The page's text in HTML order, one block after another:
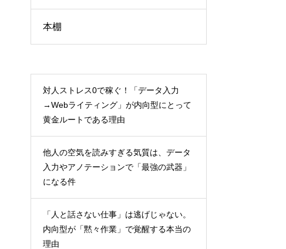
本棚
対人ストレス0で稼ぐ！「データ入力
→Webライティング」が内向型にとって
黄金ルートである理由
他人の空気を読みすぎる気質は、データ
入力やアノテーションで「最強の武器」
になる件
「人と話さない仕事」は逃げじゃない。
内向型が「黙々作業」で覚醒する本当の
理由